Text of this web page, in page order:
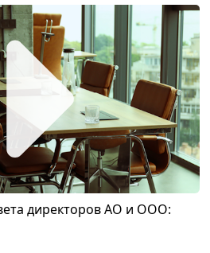
директоров АО и ООО: